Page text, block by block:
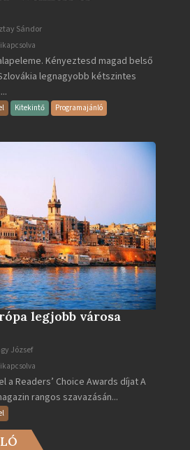
Sándor
Kényeztesd magad belső
legnagyobb kétszintes
Kitekintő
Programajánló
legjobb városa
József
a Readers’ Choice Awards díjat A
rangos szavazásán...